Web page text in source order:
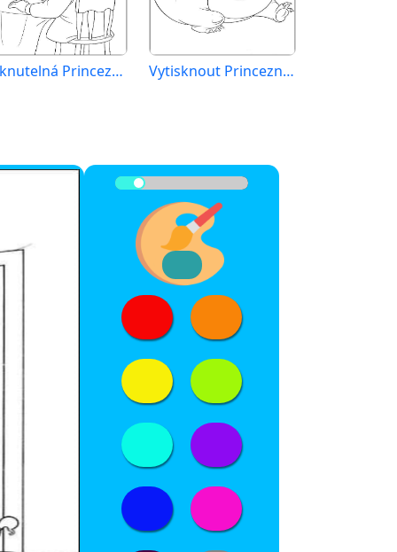
Tisknutelná Princezna a žabák zdarma Vytisknout Princeznu a žabáka